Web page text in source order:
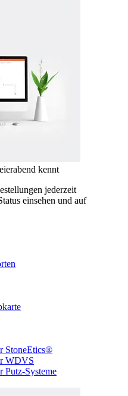
kennt
jederzeit
einsehen und auf
StoneEtics®
WDVS
Putz-Systeme